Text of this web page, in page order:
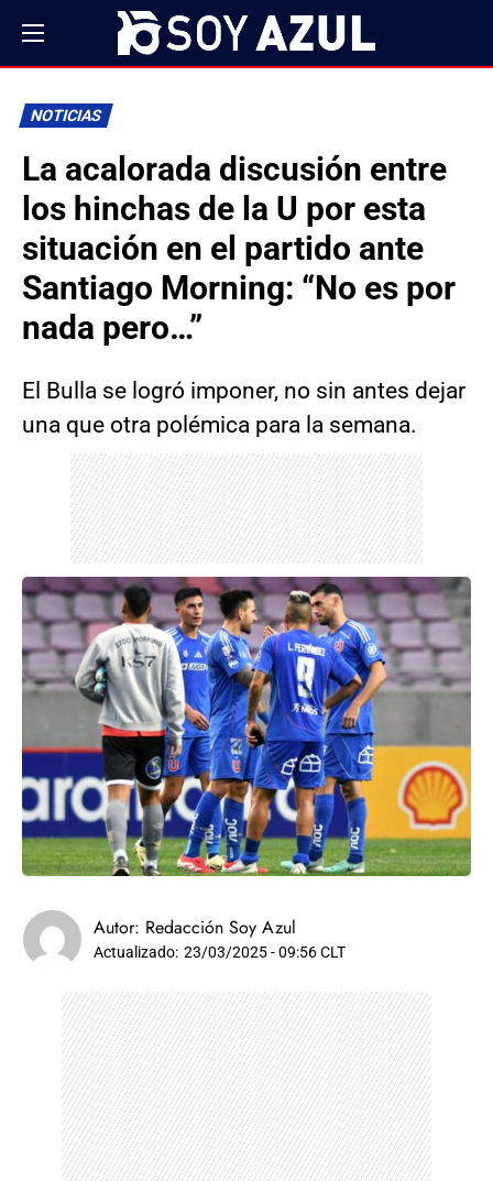
NOTICIAS
La acalorada discusión entre
los hinchas de la U por esta
situación en el partido ante
Santiago Morning: “No es por
nada pero…”
El Bulla se logró imponer, no sin antes dejar
una que otra polémica para la semana.
Autor: Redacción Soy Azul
Actualizado: 23/03/2025 - 09:56 CLT